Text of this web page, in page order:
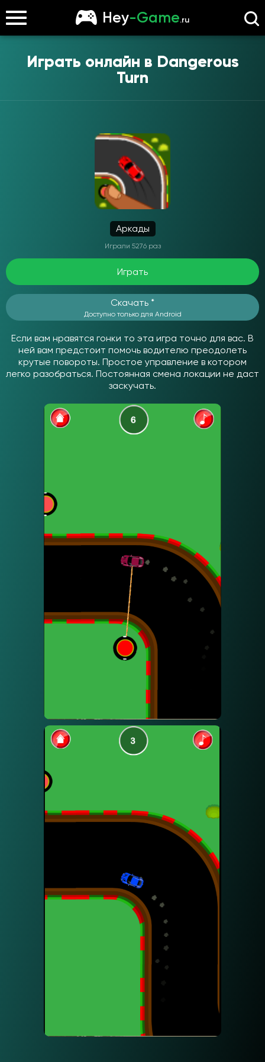
Hey-Game.ru
Играть онлайн в Dangerous
Turn
Аркады
Играли 5276 раз
Играть
Скачать *
Доступно только для Android
Если вам нравятся гонки то эта игра точно для вас. В
ней вам предстоит помочь водителю преодолеть
крутые повороты. Простое управление в котором
легко разобраться. Постоянная смена локации не даст
заскучать.